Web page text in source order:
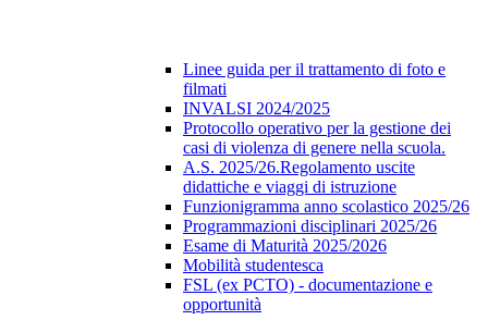
Linee guida per il trattamento di foto e
filmati
INVALSI 2024/2025
Protocollo operativo per la gestione dei
casi di violenza di genere nella scuola.
A.S. 2025/26.Regolamento uscite
didattiche e viaggi di istruzione
Funzionigramma anno scolastico 2025/26
Programmazioni disciplinari 2025/26
Esame di Maturità 2025/2026
Mobilità studentesca
FSL (ex PCTO) - documentazione e
opportunità